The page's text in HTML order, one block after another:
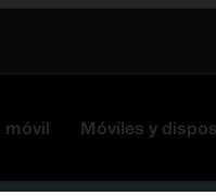
móvil Móviles y